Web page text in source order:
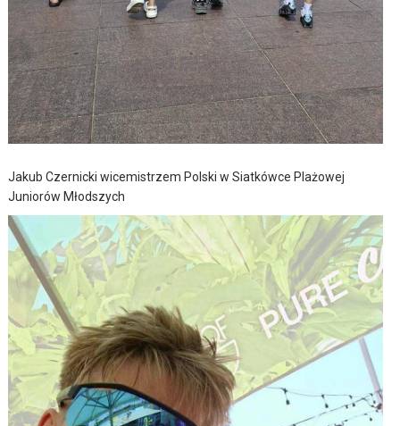
Jakub Czernicki wicemistrzem Polski w Siatkówce Plażowej
Juniorów Młodszych